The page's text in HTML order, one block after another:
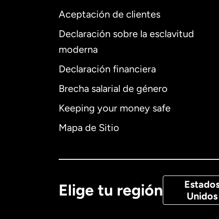
Aceptación de clientes
Declaración sobre la esclavitud
moderna
Declaración financiera
Brecha salarial de género
Keeping your money safe
Mapa de Sitio
Elige tu región
Unidos
Internacional
Alemania
Canadá